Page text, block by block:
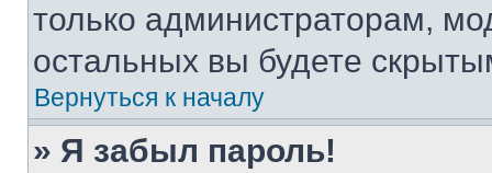
только администраторам,
остальных вы будете
Вернуться к началу
» Я забыл пароль!